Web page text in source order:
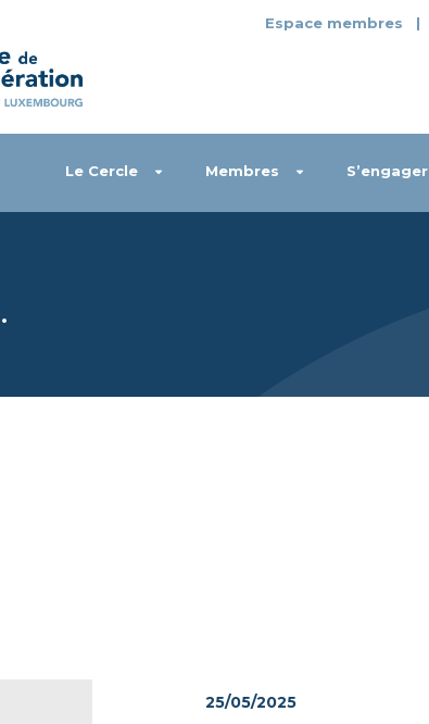
Espace membres |
Le Cercle Membres S’engager
.
25/05/2025